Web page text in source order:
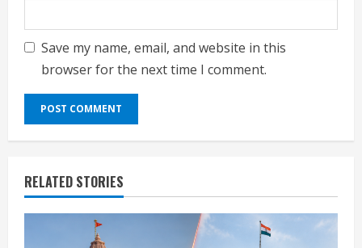
Save my name, email, and website in this
browser for the next time I comment.
RELATED STORIES